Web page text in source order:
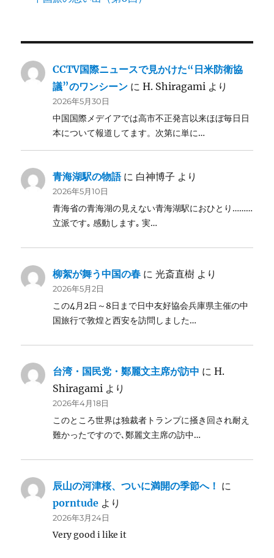
CCTV国際ニュースで見かけた“日米防衛協
議”のワンシーン にH. Shiragami より
2026年5月30日
中国国際メデイアでは高市不正発言以来ほぼ毎日日
本について報道してます。次第に単に…
青海湖駅の物語に 白神博子 より
2026年5月10日
青海省の青海湖の見えない青海湖駅におひとり………
立派です｡ 感動します｡ 実…
柳絮が舞う中国の春 に光斎直樹 より
2026年5月2日
この4月2日～8日まで日中友好協会兵庫県主催の中
国旅行で敦煌と西安を訪問しました…
台湾・国民党・鄭麗文主席が訪中 にH.
Shiragami より
2026年4月18日
このところ世界は独裁者トランプに掻き回され耐え
難かったですので､鄭麗文主席の訪中…
辰山の河津桜、ついに満開の季節へ！ に
porntude より
2026年3月24日
Very good i like it